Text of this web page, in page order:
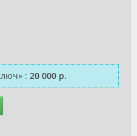
: 20 000 р.